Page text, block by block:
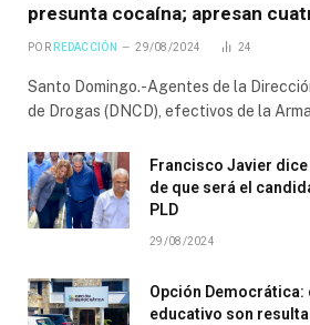
presunta cocaína; apresan
POR REDACCIÓN 29/08/2024 24
Santo Domingo.-Agentes de la
de Drogas (DNCD), efectivos de la
Francisco Javier
de que será el
PLD
29/08/2024
Opción
educativo son